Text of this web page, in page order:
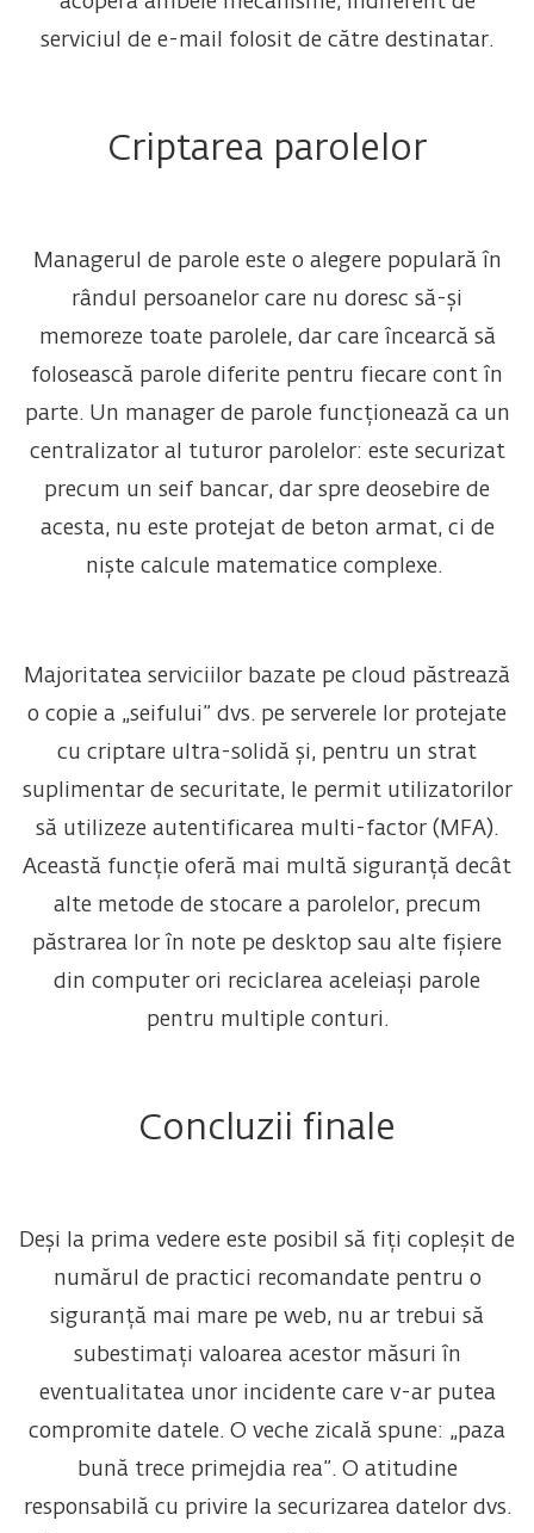
serviciul de e-mail folosit de către destinatar.
Criptarea parolelor
Managerul de parole este o alegere populară în
rândul persoanelor care nu doresc să-și
memoreze toate parolele, dar care încearcă să
folosească parole diferite pentru fiecare cont în
parte. Un manager de parole funcționează ca un
centralizator al tuturor parolelor: este securizat
precum un seif bancar, dar spre deosebire de
acesta, nu este protejat de beton armat, ci de
niște calcule matematice complexe.
Majoritatea serviciilor bazate pe cloud păstrează
o copie a „seifului” dvs. pe serverele lor protejate
cu criptare ultra-solidă și, pentru un strat
suplimentar de securitate, le permit utilizatorilor
să utilizeze autentificarea multi-factor (MFA).
Această funcție oferă mai multă siguranță decât
alte metode de stocare a parolelor, precum
păstrarea lor în note pe desktop sau alte fișiere
din computer ori reciclarea aceleiași parole
pentru multiple conturi.
Concluzii finale
Deși la prima vedere este posibil să fiți copleșit de
numărul de practici recomandate pentru o
siguranță mai mare pe web, nu ar trebui să
subestimați valoarea acestor măsuri în
eventualitatea unor incidente care v-ar putea
compromite datele. O veche zicală spune: „paza
bună trece primejdia rea”. O atitudine
responsabilă cu privire la securizarea datelor dvs.